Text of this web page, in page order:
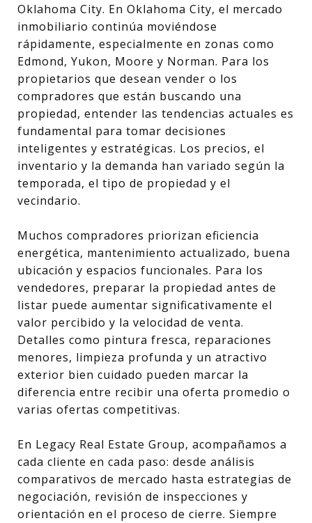
Oklahoma City. En Oklahoma City, el mercado
inmobiliario continúa moviéndose
rápidamente, especialmente en zonas como
Edmond, Yukon, Moore y Norman. Para los
propietarios que desean vender o los
compradores que están buscando una
propiedad, entender las tendencias actuales es
fundamental para tomar decisiones
inteligentes y estratégicas. Los precios, el
inventario y la demanda han variado según la
temporada, el tipo de propiedad y el
vecindario.
Muchos compradores priorizan eficiencia
energética, mantenimiento actualizado, buena
ubicación y espacios funcionales. Para los
vendedores, preparar la propiedad antes de
listar puede aumentar significativamente el
valor percibido y la velocidad de venta.
Detalles como pintura fresca, reparaciones
menores, limpieza profunda y un atractivo
exterior bien cuidado pueden marcar la
diferencia entre recibir una oferta promedio o
varias ofertas competitivas.
En Legacy Real Estate Group, acompañamos a
cada cliente en cada paso: desde análisis
comparativos de mercado hasta estrategias de
negociación, revisión de inspecciones y
orientación en el proceso de cierre. Siempre